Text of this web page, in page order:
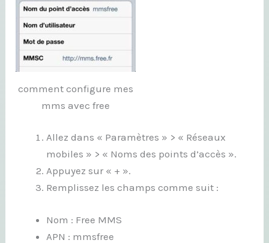
comment configure mes
mms avec free
Allez dans « Paramètres » > « Réseaux
mobiles » > « Noms des points d’accès ».
Appuyez sur « + ».
Remplissez les champs comme suit :
Nom : Free MMS
APN : mmsfree